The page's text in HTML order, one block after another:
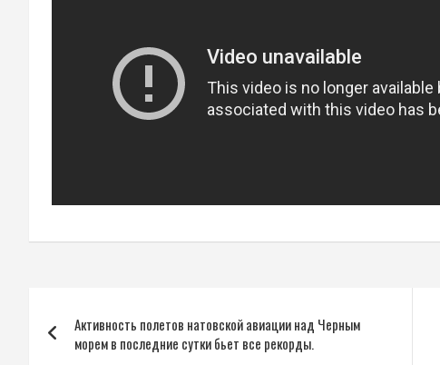
по
Активность полетов натовской авиации над Черным
морем в последние сутки бьет все рекорды.